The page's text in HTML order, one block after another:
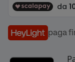
paga